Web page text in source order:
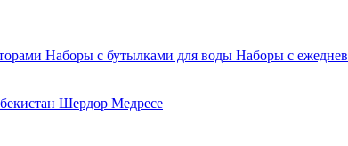
Наборы с бутылками для воды Наборы с
Шердор Медресе